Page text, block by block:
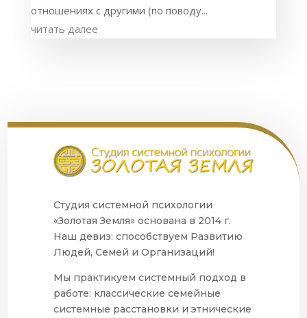
отношениях с другими (по поводу...
читать далее
Студия системной психологии
«Золотая Земля» основана в 2014 г.
Наш девиз: способствуем Развитию
Людей, Семей и Организаций!
Мы практикуем системный подход в
работе: классические семейные
системные расстановки и этнические